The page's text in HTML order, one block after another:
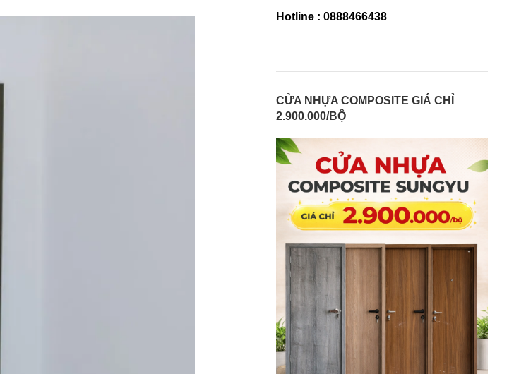
Hotline : 0888466438
CỬA NHỰA COMPOSITE GIÁ CHỈ
2.900.000/BỘ